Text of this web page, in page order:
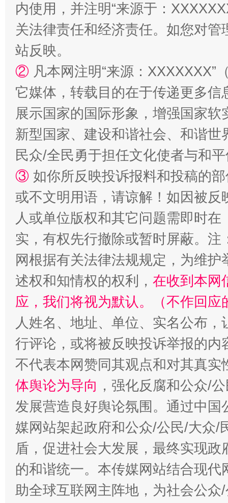
内使用，并注明“来源于：
关法律责任和经济责任。如您对
站反映。
② 凡本网注明“来源：
它媒体，转载目的在于传递更多
展示国家的国际形象，增强国家
新型国家、建设和谐社会、和谐
民众/全民勇于担任文化使者与和
③ 如你所反映投诉报料和投稿的
或不文明用语，请谅解！如因被
人或单位版权和其它问题需即时在
实，有权先行撤除或暂时屏蔽。
网根据有关法律法规规定，为维
述权和知情权的权利， 在收到本网
应，我们将视为默认。（不作回应
人姓名、地址、单位、实名公布
行评论，或将被反映投诉举报的
不代表本网赞同其观点和对其真实
体舆论为导向 ，强化反腐和公众/
发展营造良好舆论氛围。通过中
媒网站架起政府和公众/公民/大众/
盾，促进社会大发展，最终实现
的和谐统一。本传媒网站结合现
助全球互联网主阵地，为社会公